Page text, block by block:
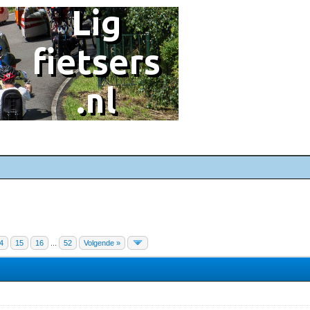
15 16 52 Volgende »